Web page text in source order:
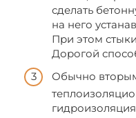
сделать
на него
При этом
Дорогой
Обычно